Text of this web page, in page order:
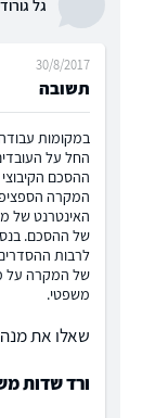
גל
תשובה
30/8/2017
במקומות
החל על
ההסכם הקיבוצי
המקרה
האינטרנט של
של ההסכם.
לרבות
של המקרה על
משפטי.
שאלו את
ורד שדות